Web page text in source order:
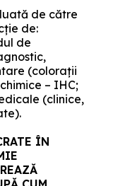
de către
de:
de
(coloraţii
– IHC;
(clinice,
ÎN